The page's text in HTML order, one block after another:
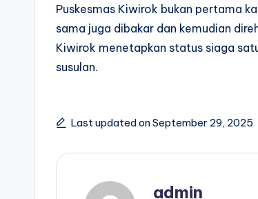
Puskesmas Kiwirok bukan pertama
sama juga dibakar dan kemudian
Kiwirok menetapkan status siaga
susulan.
Last updated on September 29, 2025
admin